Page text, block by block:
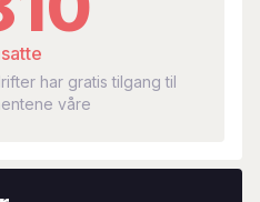
har gratis tilgang til
våre